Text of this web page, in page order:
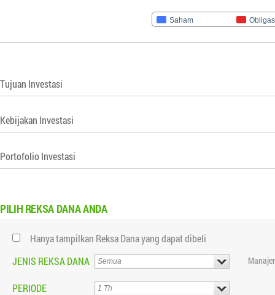
Saham
Tujuan Investasi
Kebijakan Investasi
Portofolio Investasi
PILIH REKSA DANA ANDA
Hanya tampilkan Reksa Dana yang dapat dibeli
JENIS REKSA DANA
PERIODE